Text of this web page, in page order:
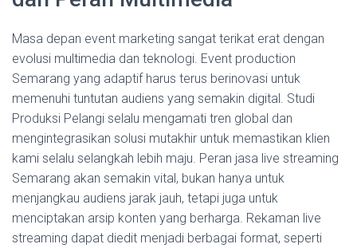
Masa depan event marketing sangat terikat erat dengan
evolusi multimedia dan teknologi. Event production
Semarang yang adaptif harus terus berinovasi untuk
memenuhi tuntutan audiens yang semakin digital. Studi
Produksi Pelangi selalu mengamati tren global dan
mengintegrasikan solusi mutakhir untuk memastikan klien
kami selalu selangkah lebih maju. Peran jasa live streaming
Semarang akan semakin vital, bukan hanya untuk
menjangkau audiens jarak jauh, tetapi juga untuk
menciptakan arsip konten yang berharga. Rekaman live
streaming dapat diedit menjadi berbagai format, seperti